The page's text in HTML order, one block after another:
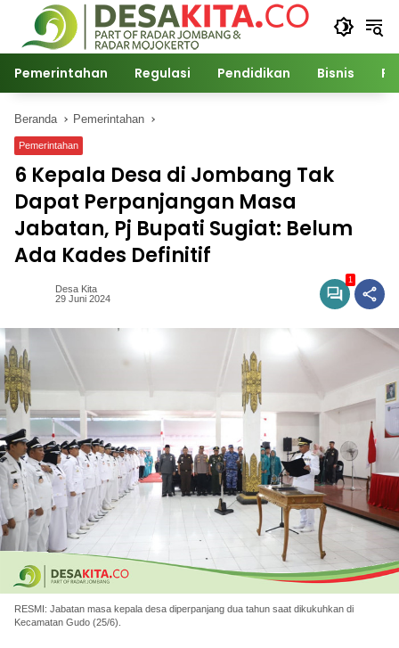
Langsung
konten
Pemerintahan Regulasi Pendidikan Bisnis
Beranda Pemerintahan
Pemerintahan
6 Kepala Desa di Jombang Tak
Dapat Perpanjangan Masa
Jabatan, Pj Bupati Sugiat: Belum
Ada Kades Definitif
Desa Kita
29 Juni 2024
1
RESMI: Jabatan masa kepala desa diperpanjang dua tahun saat dikukuhkan di
Kecamatan Gudo (25/6).